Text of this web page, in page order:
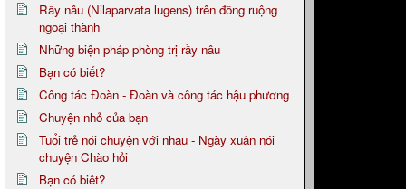
Rầy nâu (Nilaparvata lugens) trên đồng ruộng
ngoại thành
Những biện pháp phòng trị rầy nâu
Bạn có biết?
Công tác Đoàn - Đoàn và công tác hậu phương
Chuyện nhỏ của bạn
Tuổi trẻ nói chuyện với nhau - Ngày xuân nói
chuyện Chào hỏi
Bạn có biêt?